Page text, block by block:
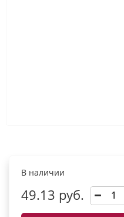
В наличии
49.13 руб.